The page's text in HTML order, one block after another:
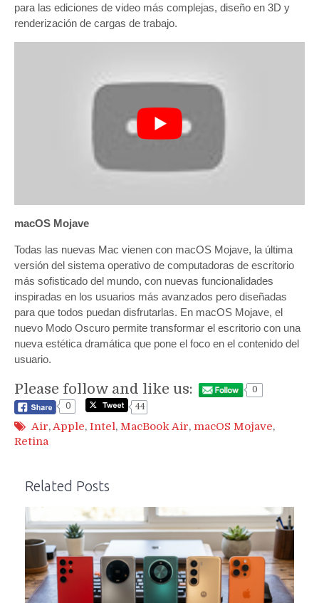
para las ediciones de video más complejas, diseño en 3D y
renderización de cargas de trabajo.
macOS Mojave
Todas las nuevas Mac vienen con macOS Mojave, la última
versión del sistema operativo de computadoras de escritorio
más sofisticado del mundo, con nuevas funcionalidades
inspiradas en los usuarios más avanzados pero diseñadas
para que todos puedan disfrutarlas. En macOS Mojave, el
nuevo Modo Oscuro permite transformar el escritorio con una
nueva estética dramática que pone el foco en el contenido del
usuario.
Please follow and like us:
0
0
44
Air,Apple, Intel, MacBook Air, macOS Mojave,
Retina
Related Posts